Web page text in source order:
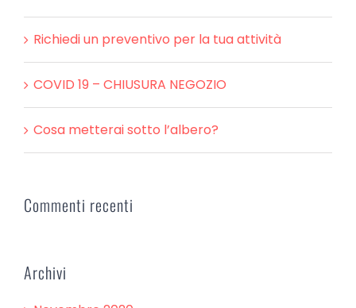
Richiedi un preventivo per la tua attività
COVID 19 – CHIUSURA NEGOZIO
Cosa metterai sotto l’albero?
Commenti recenti
Archivi